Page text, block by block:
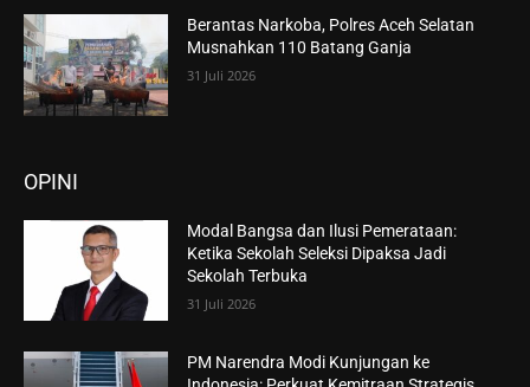
Berantas Narkoba, Polres Aceh Selatan
Musnahkan 110 Batang Ganja
31 Juli 2026
OPINI
Modal Bangsa dan Ilusi Pemerataan:
Ketika Sekolah Seleksi Dipaksa Jadi
Sekolah Terbuka
31 Juli 2026
PM Narendra Modi Kunjungan ke